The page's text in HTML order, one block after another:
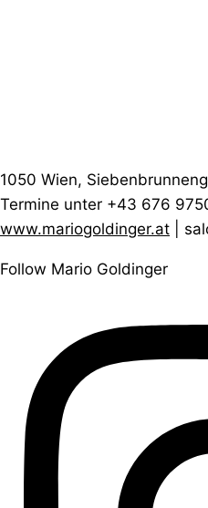
1050 Wien,
Termine unter +43 676
www.mariogoldinger.at |
Follow Mario Goldinger